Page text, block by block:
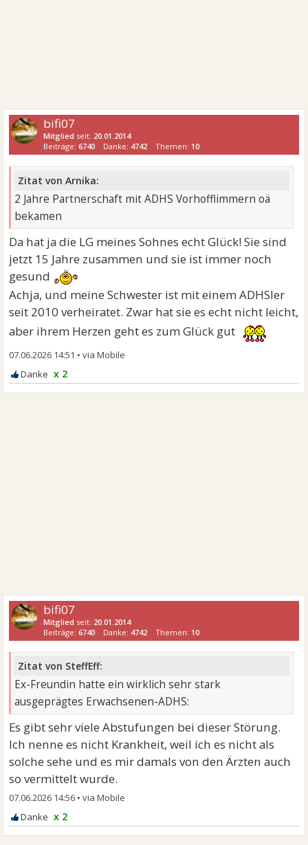
bifi07
Mitglied seit: 20.01.2014
Beiträge:6740 Danke: 4742 Themen: 10
Zitat von Arnika:
2 Jahre Partnerschaft mit ADHS Vorhofflimmern oä
bekamen
Da hat ja die LG meines Sohnes echt Glück! Sie sind
jetzt 15 Jahre zusammen und sie ist immer noch
gesund
Achja, und meine Schwester ist mit einem ADHSler
seit 2010 verheiratet. Zwar hat sie es echt nicht leicht,
aber ihrem Herzen geht es zum Glück gut
07.06.2026 14:51 •
x 2
bifi07
Mitglied seit: 20.01.2014
Beiträge:6740 Danke: 4742 Themen: 10
Zitat von SteffEff:
Ex-Freundin hatte ein wirklich sehr stark
ausgeprägtes Erwachsenen-ADHS:
Es gibt sehr viele Abstufungen bei dieser Störung.
Ich nenne es nicht Krankheit, weil ich es nicht als
solche sehe und es mir damals von den Ärzten auch
so vermittelt wurde.
07.06.2026 14:56 •
x 2